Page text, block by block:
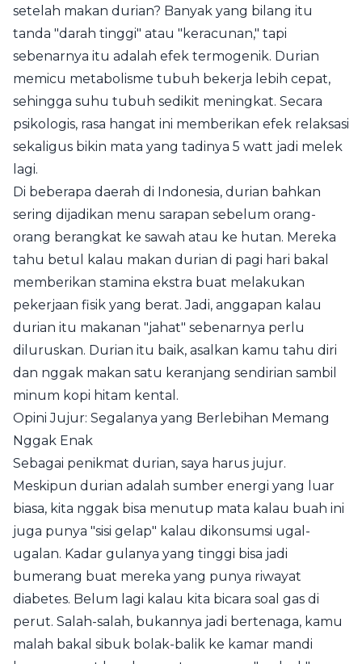
setelah makan durian? Banyak yang bilang itu
tanda "darah tinggi" atau "keracunan," tapi
sebenarnya itu adalah efek termogenik. Durian
memicu metabolisme tubuh bekerja lebih cepat,
sehingga suhu tubuh sedikit meningkat. Secara
psikologis, rasa hangat ini memberikan efek relaksasi
sekaligus bikin mata yang tadinya 5 watt jadi melek
lagi.
Di beberapa daerah di Indonesia, durian bahkan
sering dijadikan menu sarapan sebelum orang-
orang berangkat ke sawah atau ke hutan. Mereka
tahu betul kalau makan durian di pagi hari bakal
memberikan stamina ekstra buat melakukan
pekerjaan fisik yang berat. Jadi, anggapan kalau
durian itu makanan "jahat" sebenarnya perlu
diluruskan. Durian itu baik, asalkan kamu tahu diri
dan nggak makan satu keranjang sendirian sambil
minum kopi hitam kental.
Opini Jujur: Segalanya yang Berlebihan Memang
Nggak Enak
Sebagai penikmat durian, saya harus jujur.
Meskipun durian adalah sumber energi yang luar
biasa, kita nggak bisa menutup mata kalau buah ini
juga punya "sisi gelap" kalau dikonsumsi ugal-
ugalan. Kadar gulanya yang tinggi bisa jadi
bumerang buat mereka yang punya riwayat
diabetes. Belum lagi kalau kita bicara soal gas di
perut. Salah-salah, bukannya jadi bertenaga, kamu
malah bakal sibuk bolak-balik ke kamar mandi